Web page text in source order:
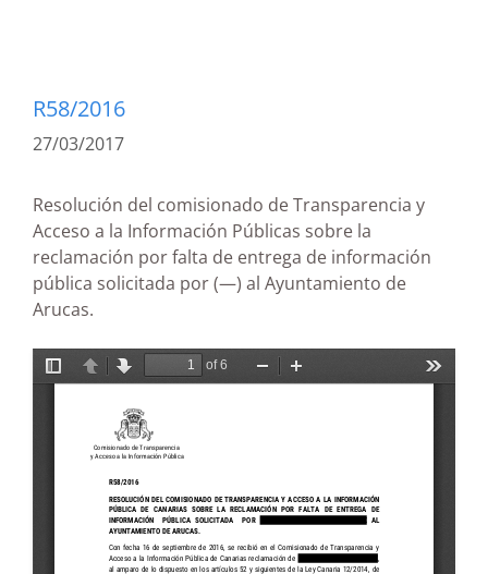
R58/2016
27/03/2017
Resolución del comisionado de Transparencia y
Acceso a la Información Públicas sobre la
reclamación por falta de entrega de información
pública solicitada por (—) al Ayuntamiento de
Arucas.